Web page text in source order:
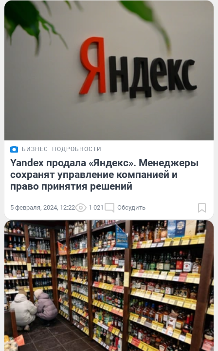
БИЗНЕС ПОДРОБНОСТИ
Yandex продала «Яндекс». Менеджеры
сохранят управление компанией и
право принятия решений
5 февраля, 2024, 12:22 1 021 Обсудить